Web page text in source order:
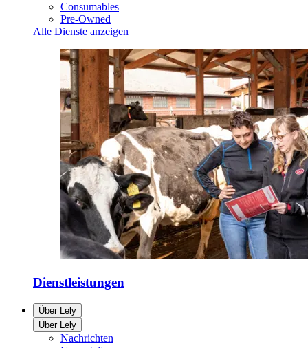
Consumables
Pre-Owned
Alle Dienste anzeigen
Dienstleistungen
Über Lely
Über Lely
Nachrichten